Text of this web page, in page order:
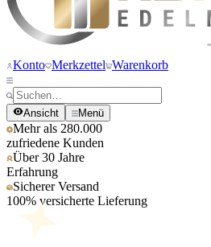
Konto Merkzettel Warenkorb
Ansicht Menü
Mehr als 280.000
zufriedene Kunden
Über 30 Jahre
Erfahrung
Sicherer Versand
100% versicherte Lieferung